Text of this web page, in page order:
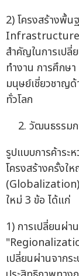
2) โครงสร้างพื้
Infrastructure)
สำคัญในการเปลี่
ทำงาน การศึกษ
มนุษย์เชี่ยวชาญด้
ทั่วโลก
วัฒนธรรมก
รูปแบบการค้าระ
โครงสร้างครั้งใ
(Globalization)
ใหม่ 3 ข้อ ได้แก่
1) การเปลี่ยนผ่
เปลี่ยนผ่านจาก